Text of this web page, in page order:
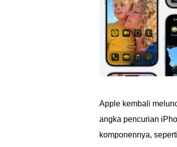
Apple kembali
angka pencurian
komponennya,